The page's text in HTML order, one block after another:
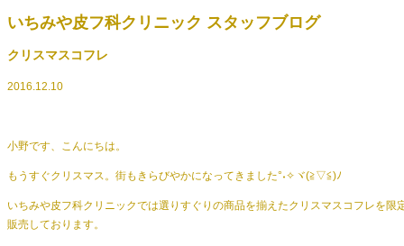
いちみや皮フ科クリニック スタッフブログ
クリスマスコフレ
2016.12.10
小野です、こんにちは。
もうすぐクリスマス。街もきらびやかになってきました°˖✧ヾ(≧▽≦)ﾉ
いちみや皮フ科クリニックでは選りすぐりの商品を揃えたクリスマスコフレを限
販売しております。